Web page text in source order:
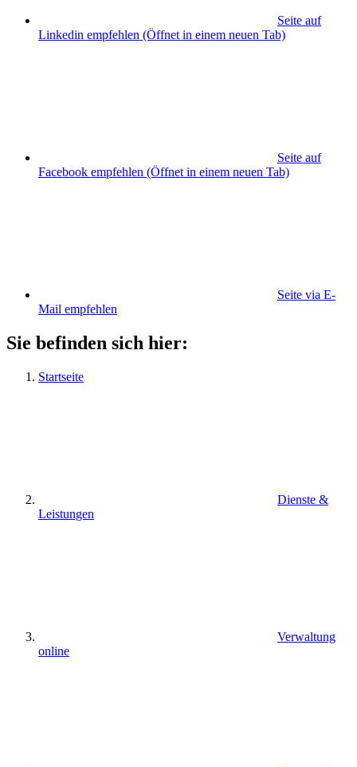
Seite auf
Linkedin empfehlen (Öffnet in einem neuen Tab)
Seite auf
Facebook empfehlen (Öffnet in einem neuen Tab)
Seite via E-
Mail empfehlen
Sie befinden sich hier:
Startseite
Dienste &
Leistungen
Verwaltung
online